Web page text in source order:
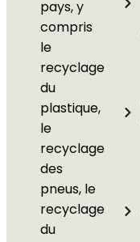
pays, y
compris
le
recyclage
du
plastique,
le
recyclage
des
pneus, le
recyclage
du